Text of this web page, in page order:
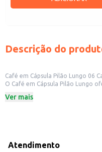
Descrição do
Café em Cápsula Pilão Lungo 06
O Café em Cápsula Pilão Lungo oferece praticidade e
Dicas de Uso:
seja na revenda ou no serviço
Ver mais
Atendimento